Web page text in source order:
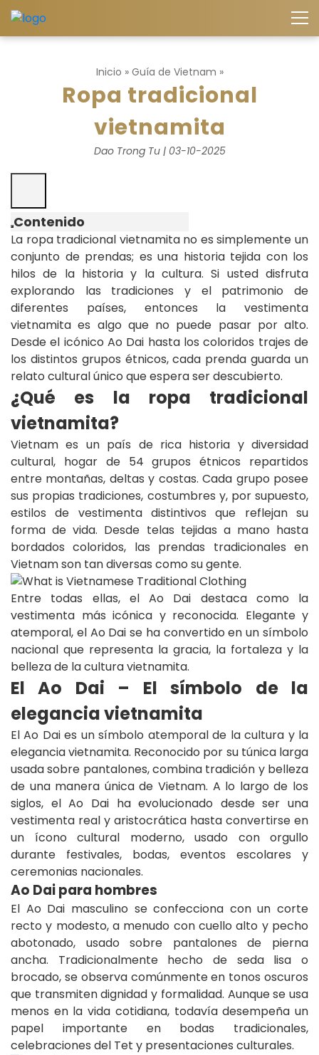
Inicio » Guía de Vietnam »
Ropa tradicional
vietnamita
Dao Trong Tu | 03-10-2025
Contenido
La ropa tradicional vietnamita no es simplemente un
conjunto de prendas; es una historia tejida con los
hilos de la historia y la cultura. Si usted disfruta
explorando las tradiciones y el patrimonio de
diferentes países, entonces la vestimenta
vietnamita es algo que no puede pasar por alto.
Desde el icónico Ao Dai hasta los coloridos trajes de
los distintos grupos étnicos, cada prenda guarda un
relato cultural único que espera ser descubierto.
¿Qué es la ropa tradicional
vietnamita?
Vietnam es un país de rica historia y diversidad
cultural, hogar de 54 grupos étnicos repartidos
entre montañas, deltas y costas. Cada grupo posee
sus propias tradiciones, costumbres y, por supuesto,
estilos de vestimenta distintivos que reflejan su
forma de vida. Desde telas tejidas a mano hasta
bordados coloridos, las prendas tradicionales en
Vietnam son tan diversas como su gente.
Entre todas ellas, el Ao Dai destaca como la
vestimenta más icónica y reconocida. Elegante y
atemporal, el Ao Dai se ha convertido en un símbolo
nacional que representa la gracia, la fortaleza y la
belleza de la cultura vietnamita.
El Ao Dai – El símbolo de la
elegancia vietnamita
El Ao Dai es un símbolo atemporal de la cultura y la
elegancia vietnamita. Reconocido por su túnica larga
usada sobre pantalones, combina tradición y belleza
de una manera única de Vietnam. A lo largo de los
siglos, el Ao Dai ha evolucionado desde ser una
vestimenta real y aristocrática hasta convertirse en
un ícono cultural moderno, usado con orgullo
durante festivales, bodas, eventos escolares y
ceremonias nacionales.
Ao Dai para hombres
El Ao Dai masculino se confecciona con un corte
recto y modesto, a menudo con cuello alto y pecho
abotonado, usado sobre pantalones de pierna
ancha. Tradicionalmente hecho de seda lisa o
brocado, se observa comúnmente en tonos oscuros
que transmiten dignidad y formalidad. Aunque se usa
menos en la vida cotidiana, todavía desempeña un
papel importante en bodas tradicionales,
celebraciones del Tet y presentaciones culturales.